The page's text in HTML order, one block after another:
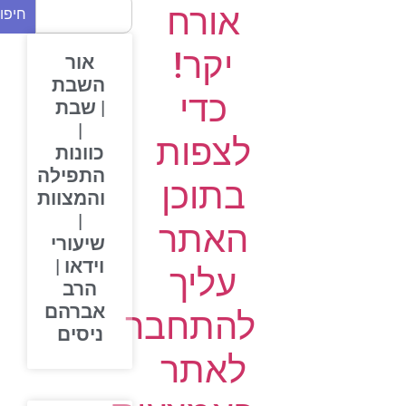
אורח
יקר!
כדי
לצפות
בתוכן
האתר
עליך
להתחבר
לאתר
חיפוש
אור
השבת
| שבת
כוונות
התפילה
והמצוות
שיעורי
וידאו |
הרב
אברהם
ניסים